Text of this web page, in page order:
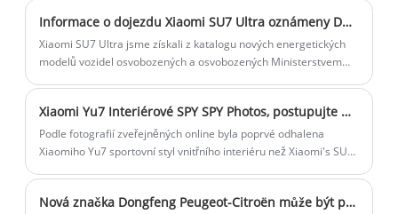
Informace o dojezdu Xiaomi SU7 Ultra oznámeny Dojezd až 630 km, kapacita baterie 93,7 kWh
Xiaomi SU7 Ultra jsme získali z katalogu nových energetických
modelů vozidel osvobozených a osvobozených Ministerstvem
520/555/600/630 km a pohotovostní hmotnost 2 360 kg. Oficiální
uvedení na trh je plánováno na březen 2025. Nový vůz bude
vybaven stejným systémem dual-V8s + V6s třímotorovým
Xiaomi Yu7 Interiérové ​​SPY SPY Photos, postupujte mnohem více než pohyb Su7, rozhlédněte se kolem obrazovky projekce odhalit
Podle fotografií zveřejněných online byla poprvé odhalena
Xiaomiho Yu7 sportovní styl vnitřního interiéru než Xiaomi's SU7
000 juanů a bude v prodeji v červnu a červenci 2025.
Nová značka Dongfeng Peugeot-Citroën může být pojmenována „Shijie“ se svým prvním modelem Fukangem 06 a přijímá nový designový jazyk.